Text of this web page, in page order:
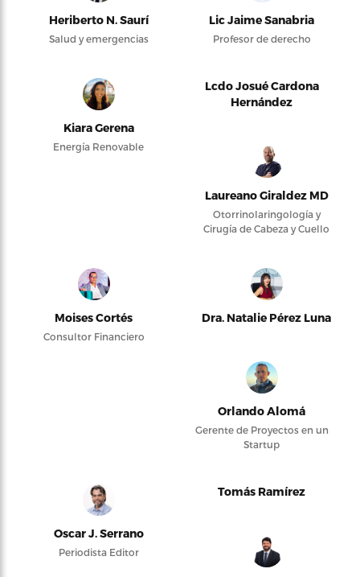
Heriberto N. Saurí
Salud y emergencias
Lic Jaime Sanabria
Profesor de derecho
Kiara Gerena
Energía Renovable
Lcdo Josué Cardona
Hernández
Laureano Giraldez MD
Otorrinolaringología y
Cirugía de Cabeza y Cuello
Moises Cortés
Consultor Financiero
Dra. Natalie Pérez Luna
Orlando Alomá
Gerente de Proyectos en un
Startup
Oscar J. Serrano
Periodista Editor
Tomás Ramírez